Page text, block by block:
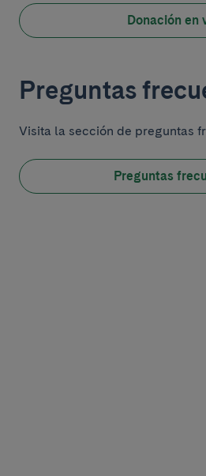
Donación en
Preguntas
Visita la sección de preguntas
Preguntas